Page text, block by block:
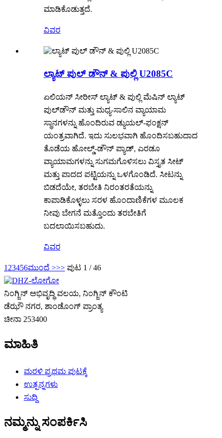
ಮಾಡಿಕೊಡುತ್ತದೆ.
ವಿವರ
ಲ್ಯಾಟ್ ಪುಲ್ ಡೌನ್ & ಪುಲ್ಲಿ U2085C
ಏಲಿಯನ್ ಸೀರೀಸ್ ಲ್ಯಾಟ್ & ಪುಲ್ಲಿ ಮೆಷಿನ್ ಲ್ಯಾಟ್
ಪುಲ್‌ಡೌನ್ ಮತ್ತು ಮಧ್ಯ-ಸಾಲಿನ ವ್ಯಾಯಾಮ
ಸ್ಥಾನಗಳನ್ನು ಹೊಂದಿರುವ ಡ್ಯುಯಲ್-ಫಂಕ್ಷನ್
ಯಂತ್ರವಾಗಿದೆ. ಇದು ಸುಲಭವಾಗಿ ಹೊಂದಿಸಬಹುದಾದ
ತೊಡೆಯ ಹೋಲ್ಡ್-ಡೌನ್ ಪ್ಯಾಡ್, ಎರಡೂ
ವ್ಯಾಯಾಮಗಳನ್ನು ಸುಗಮಗೊಳಿಸಲು ವಿಸ್ತೃತ ಸೀಟ್
ಮತ್ತು ಪಾದದ ಪಟ್ಟಿಯನ್ನು ಒಳಗೊಂಡಿದೆ. ಸೀಟನ್ನು
ಬಿಡದೆಯೇ, ತರಬೇತಿ ನಿರಂತರತೆಯನ್ನು
ಕಾಪಾಡಿಕೊಳ್ಳಲು ಸರಳ ಹೊಂದಾಣಿಕೆಗಳ ಮೂಲಕ
ನೀವು ಬೇಗನೆ ಮತ್ತೊಂದು ತರಬೇತಿಗೆ
ಬದಲಾಯಿಸಬಹುದು.
ವಿವರ
1 23456ಮುಂದೆ >>> ಪುಟ 1 / 46
ನಿಂಗ್ಜಿನ್ ಅಭಿವೃದ್ಧಿ ವಲಯ, ನಿಂಗ್ಜಿನ್ ಕೌಂಟಿ
ಡೆಝೌ ನಗರ, ಶಾಂಡೊಂಗ್ ಪ್ರಾಂತ್ಯ
ಚೀನಾ 253400
ಮಾಹಿತಿ
ಮರಳಿ ಪ್ರಥಮ ಪುಟಕ್ಕೆ
ಉತ್ಪನ್ನಗಳು
ಸುದ್ದಿ
ನಮ್ಮನ್ನು ಸಂಪರ್ಕಿಸಿ